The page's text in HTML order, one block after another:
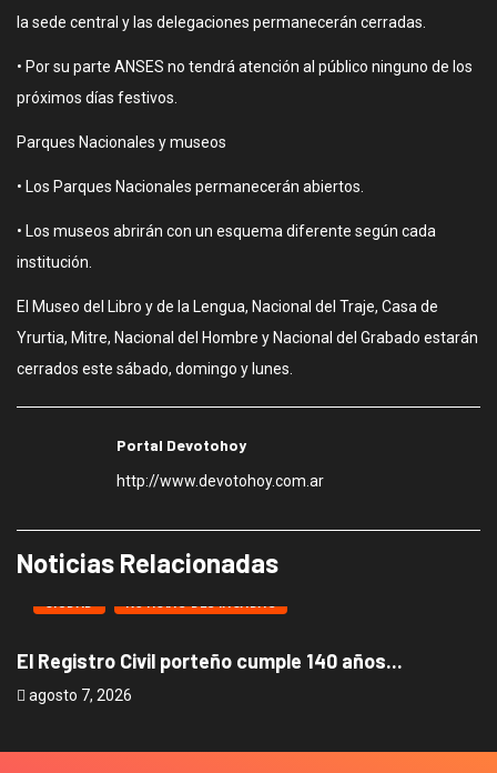
la sede central y las delegaciones permanecerán cerradas.
• Por su parte ANSES no tendrá atención al público ninguno de los
próximos días festivos.
Parques Nacionales y museos
• Los Parques Nacionales permanecerán abiertos.
• Los museos abrirán con un esquema diferente según cada
institución.
El Museo del Libro y de la Lengua, Nacional del Traje, Casa de
Yrurtia, Mitre, Nacional del Hombre y Nacional del Grabado estarán
cerrados este sábado, domingo y lunes.
Portal Devotohoy
http://www.devotohoy.com.ar
Noticias Relacionadas
CIUDAD NOTICIAS DESTACADAS
El Registro Civil porteño cumple 140 años...
agosto 7, 2026